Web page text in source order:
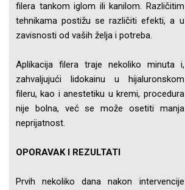
filera tankom iglom ili kanilom. Različitim
tehnikama postižu se različiti efekti, a u
zavisnosti od vaših želja i potreba.
Aplikacija filera traje nekoliko minuta i,
zahvaljujući lidokainu u hijaluronskom
fileru, kao i anestetiku u kremi, procedura
nije bolna, već se može osetiti manja
neprijatnost.
OPORAVAK I REZULTATI
Prvih nekoliko dana nakon intervencije